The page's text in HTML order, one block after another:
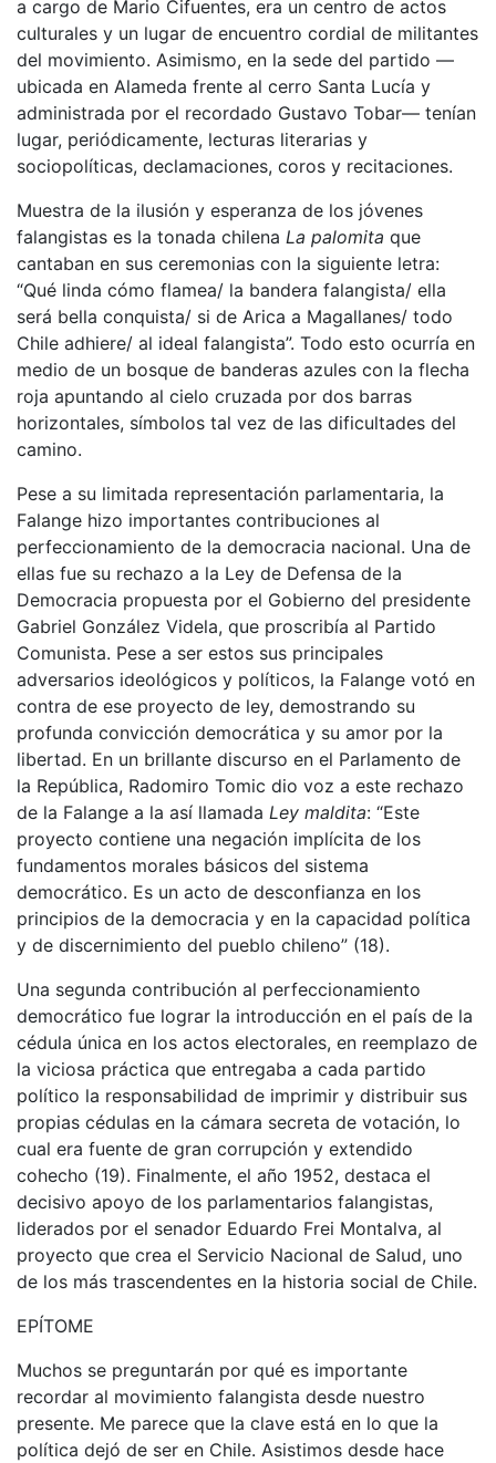
a cargo de Mario Cifuentes, era un centro de actos
culturales y un lugar de encuentro cordial de militantes
del movimiento. Asimismo, en la sede del partido —
ubicada en Alameda frente al cerro Santa Lucía y
administrada por el recordado Gustavo Tobar— tenían
lugar, periódicamente, lecturas literarias y
sociopolíticas, declamaciones, coros y recitaciones.
Muestra de la ilusión y esperanza de los jóvenes
falangistas es la tonada chilena La palomita que
cantaban en sus ceremonias con la siguiente letra:
“Qué linda cómo flamea/ la bandera falangista/ ella
será bella conquista/ si de Arica a Magallanes/ todo
Chile adhiere/ al ideal falangista”. Todo esto ocurría en
medio de un bosque de banderas azules con la flecha
roja apuntando al cielo cruzada por dos barras
horizontales, símbolos tal vez de las dificultades del
camino.
Pese a su limitada representación parlamentaria, la
Falange hizo importantes contribuciones al
perfeccionamiento de la democracia nacional. Una de
ellas fue su rechazo a la Ley de Defensa de la
Democracia propuesta por el Gobierno del presidente
Gabriel González Videla, que proscribía al Partido
Comunista. Pese a ser estos sus principales
adversarios ideológicos y políticos, la Falange votó en
contra de ese proyecto de ley, demostrando su
profunda convicción democrática y su amor por la
libertad. En un brillante discurso en el Parlamento de
la República, Radomiro Tomic dio voz a este rechazo
de la Falange a la así llamada Ley maldita: “Este
proyecto contiene una negación implícita de los
fundamentos morales básicos del sistema
democrático. Es un acto de desconfianza en los
principios de la democracia y en la capacidad política
y de discernimiento del pueblo chileno” (18).
Una segunda contribución al perfeccionamiento
democrático fue lograr la introducción en el país de la
cédula única en los actos electorales, en reemplazo de
la viciosa práctica que entregaba a cada partido
político la responsabilidad de imprimir y distribuir sus
propias cédulas en la cámara secreta de votación, lo
cual era fuente de gran corrupción y extendido
cohecho (19). Finalmente, el año 1952, destaca el
decisivo apoyo de los parlamentarios falangistas,
liderados por el senador Eduardo Frei Montalva, al
proyecto que crea el Servicio Nacional de Salud, uno
de los más trascendentes en la historia social de Chile.
EPÍTOME
Muchos se preguntarán por qué es importante
recordar al movimiento falangista desde nuestro
presente. Me parece que la clave está en lo que la
política dejó de ser en Chile. Asistimos desde hace